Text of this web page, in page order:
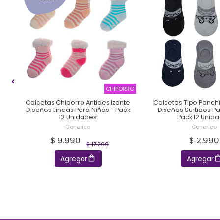
CHIPORRO
Calcetas Chiporro Antideslizante
Diseños Líneas Para Niñas - Pack
12 Unidades
Generico
$ 17.200
$ 9.990
Agregar
Calcetas Tipo
Diseños Surtidos
Pack 12
Generico
$ 2.990
Agregar